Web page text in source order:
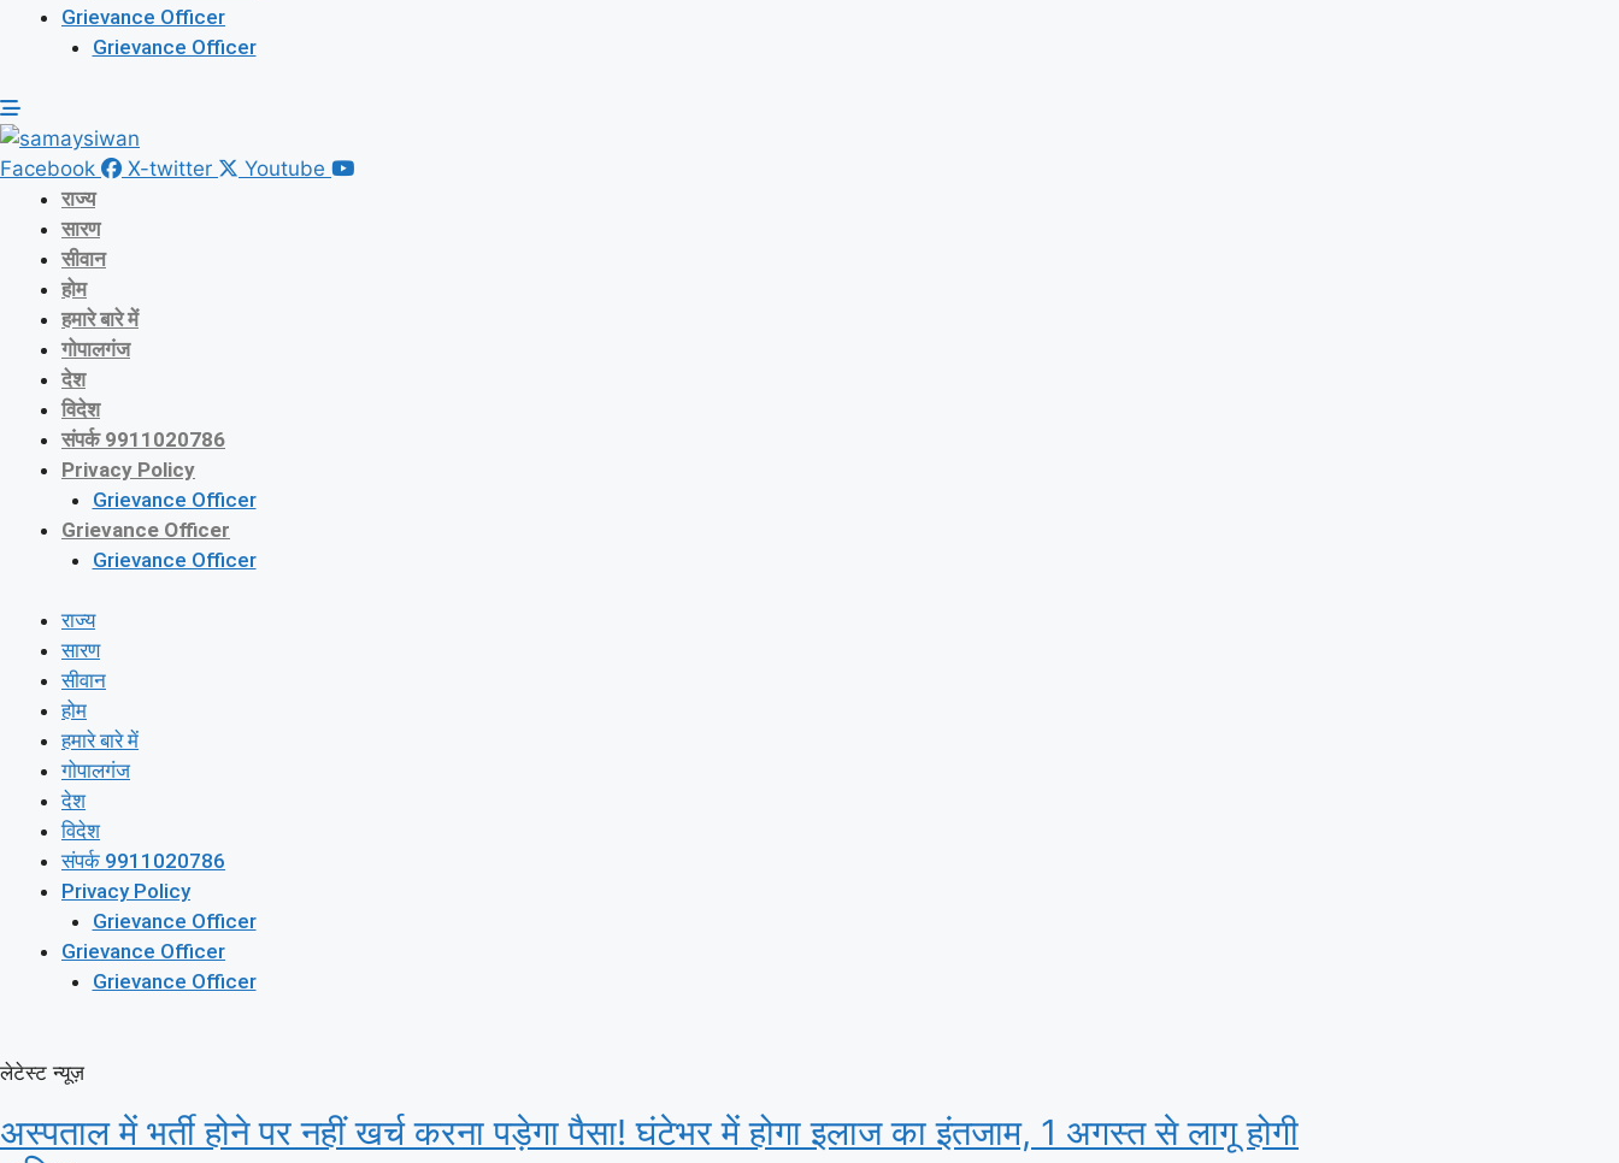
Grievance Officer
Grievance Officer
Facebook X-twitter
Youtube
राज्य
सारण
सीवान
होम
हमारे बारे में
गोपालगंज
देश
विदेश
संपर्क 9911020786
Privacy Policy
Grievance Officer
Grievance Officer
Grievance Officer
राज्य
सारण
सीवान
होम
हमारे बारे में
गोपालगंज
देश
विदेश
संपर्क 9911020786
Privacy Policy
Grievance Officer
Grievance Officer
Grievance Officer
लेटेस्ट न्यूज़
अस्‍पताल में भर्ती होने पर नहीं खर्च करना पड़ेगा पैसा! घंटेभर में होगा इलाज का इंतजाम, 1 अगस्‍त से लागू होगी